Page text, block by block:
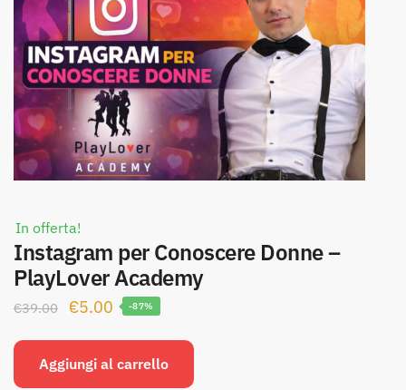
In offerta!
Instagram per Conoscere Donne –
PlayLover Academy
€39.00
Il
originale
€5.00 Il
attuale
-87%
Aggiungi al carrello